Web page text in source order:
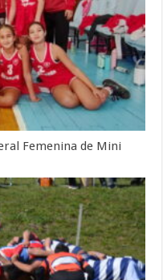
Femenina de Mini